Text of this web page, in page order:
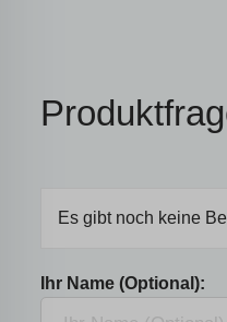
Es gibt noch keine
Ihr Name (Optional):